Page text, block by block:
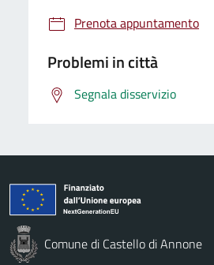
Prenota appuntamento
Problemi in città
Segnala disservizio
Comune di Castello di Annone